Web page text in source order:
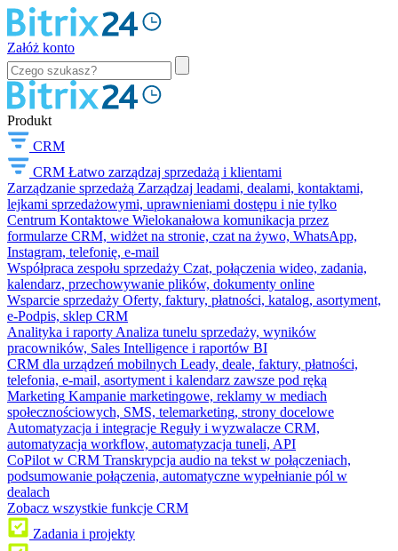
Załóż konto
Produkt
CRM
CRM Łatwo zarządzaj sprzedażą i klientami
Zarządzanie sprzedażą Zarządzaj leadami, dealami, kontaktami,
lejkami sprzedażowymi, uprawnieniami dostępu i nie tylko
Centrum Kontaktowe Wielokanałowa komunikacja przez
formularze CRM, widżet na stronie, czat na żywo, WhatsApp,
Instagram, telefonię, e-mail
Współpraca zespołu sprzedaży Czat, połączenia wideo, zadania,
kalendarz, przechowywanie plików, dokumenty online
Wsparcie sprzedaży Oferty, faktury, płatności, katalog, asortyment,
e-Podpis, sklep CRM
Analityka i raporty Analiza tunelu sprzedaży, wyników
pracowników, Sales Intelligence i raportów BI
CRM dla urządzeń mobilnych Leady, deale, faktury, płatności,
telefonia, e-mail, asortyment i kalendarz zawsze pod ręką
Marketing Kampanie marketingowe, reklamy w mediach
społecznościowych, SMS, telemarketing, strony docelowe
Automatyzacja i integracje Reguły i wyzwalacze CRM,
automatyzacja workflow, automatyzacja tuneli, API
CoPilot w CRM Transkrypcja audio na tekst w połączeniach,
podsumowanie połączenia, automatyczne wypełnianie pól w
dealach
Zobacz wszystkie funkcje CRM
Zadania i projekty